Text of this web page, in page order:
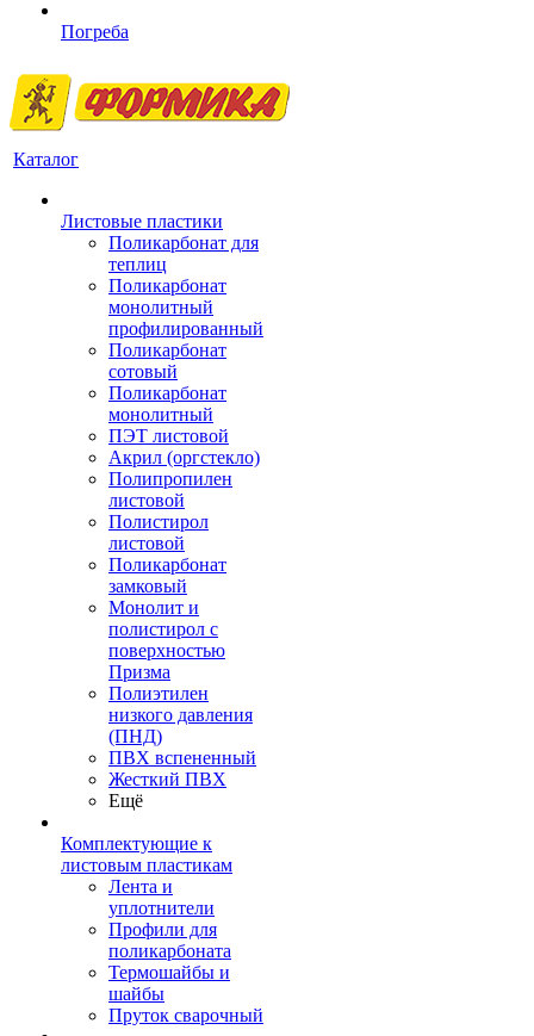
Погреба
Каталог
Листовые пластики
Поликарбонат для
теплиц
Поликарбонат
монолитный
профилированный
Поликарбонат
сотовый
Поликарбонат
монолитный
ПЭТ листовой
Акрил (оргстекло)
Полипропилен
листовой
Полистирол
листовой
Поликарбонат
замковый
Монолит и
полистирол с
поверхностью
Призма
Полиэтилен
низкого давления
(ПНД)
ПВХ вспененный
Жесткий ПВХ
Ещё
Комплектующие к
листовым пластикам
Лента и
уплотнители
Профили для
поликарбоната
Термошайбы и
шайбы
Пруток сварочный